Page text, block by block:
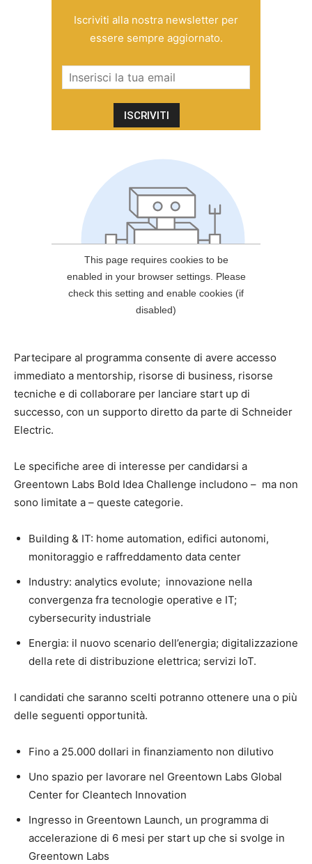
Iscriviti alla nostra newsletter per
essere sempre aggiornato.
Partecipare al programma consente di avere accesso
immediato a mentorship, risorse di business, risorse
tecniche e di collaborare per lanciare start up di
successo, con un supporto diretto da parte di Schneider
Electric.
Le specifiche aree di interesse per candidarsi a
Greentown Labs Bold Idea Challenge includono – ma non
sono limitate a – queste categorie.
Building & IT: home automation, edifici autonomi,
monitoraggio e raffreddamento data center
Industry: analytics evolute; innovazione nella
convergenza fra tecnologie operative e IT;
cybersecurity industriale
Energia: il nuovo scenario dell’energia; digitalizzazione
della rete di distribuzione elettrica; servizi IoT.
I candidati che saranno scelti potranno ottenere una o più
delle seguenti opportunità.
Fino a 25.000 dollari in finanziamento non dilutivo
Uno spazio per lavorare nel Greentown Labs Global
Center for Cleantech Innovation
Ingresso in Greentown Launch, un programma di
accelerazione di 6 mesi per start up che si svolge in
Greentown Labs